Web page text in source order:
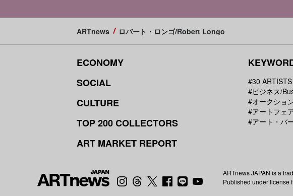
ARTnews ロバート・ロンゴ/Robert Longo
ECONOMY
SOCIAL
CULTURE
TOP 200 COLLECTORS
ART MARKET REPORT
#30
#ビジネス/
#オークショ
#アートフェ
#アート・バ
ARTnews JAPAN is a
Published under license